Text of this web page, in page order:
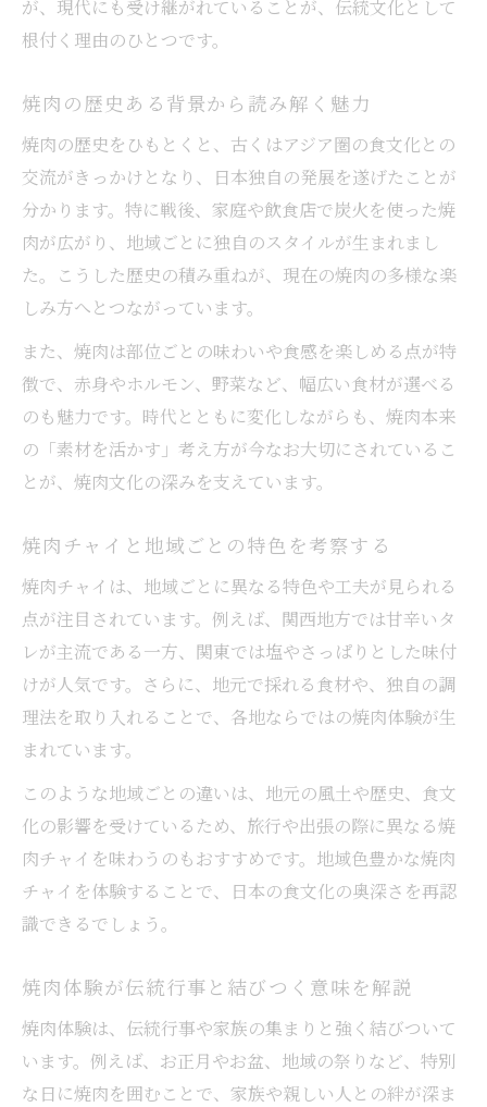
が、現代にも受け継がれていることが、伝統文化として
根付く理由のひとつです。
焼肉の歴史ある背景から読み解く魅力
焼肉の歴史をひもとくと、古くはアジア圏の食文化との
交流がきっかけとなり、日本独自の発展を遂げたことが
分かります。特に戦後、家庭や飲食店で炭火を使った焼
肉が広がり、地域ごとに独自のスタイルが生まれまし
た。こうした歴史の積み重ねが、現在の焼肉の多様な楽
しみ方へとつながっています。
また、焼肉は部位ごとの味わいや食感を楽しめる点が特
徴で、赤身やホルモン、野菜など、幅広い食材が選べる
のも魅力です。時代とともに変化しながらも、焼肉本来
の「素材を活かす」考え方が今なお大切にされているこ
とが、焼肉文化の深みを支えています。
焼肉チャイと地域ごとの特色を考察する
焼肉チャイは、地域ごとに異なる特色や工夫が見られる
点が注目されています。例えば、関西地方では甘辛いタ
レが主流である一方、関東では塩やさっぱりとした味付
けが人気です。さらに、地元で採れる食材や、独自の調
理法を取り入れることで、各地ならではの焼肉体験が生
まれています。
このような地域ごとの違いは、地元の風土や歴史、食文
化の影響を受けているため、旅行や出張の際に異なる焼
肉チャイを味わうのもおすすめです。地域色豊かな焼肉
チャイを体験することで、日本の食文化の奥深さを再認
識できるでしょう。
焼肉体験が伝統行事と結びつく意味を解説
焼肉体験は、伝統行事や家族の集まりと強く結びついて
います。例えば、お正月やお盆、地域の祭りなど、特別
な日に焼肉を囲むことで、家族や親しい人との絆が深ま